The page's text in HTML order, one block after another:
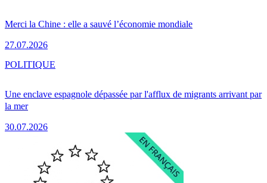
Merci la Chine : elle a sauvé l’économie mondiale
27.07.2026
Une enclave espagnole dépassée par l'afflux de migrants arrivant par
la mer
30.07.2026
POLITIQUE